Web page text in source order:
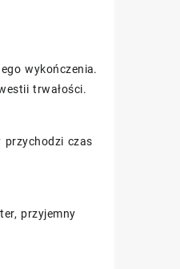
wykończenia.
trwałości.
przychodzi czas
przyjemny